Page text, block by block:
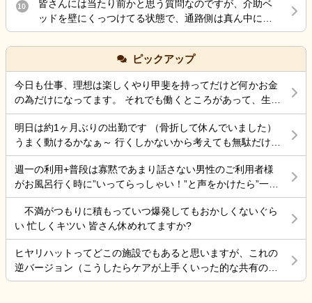
れば教えていただきたいです。 施設を責めたいという
気持ちではなく、今後の対応について知識を得たいと
思い投稿しました。 同様の事例やご経験がありました
ら、差し支えない範囲で教えていただけると幸いで
す。 よろしくお願いいたします。
を一時的に入院させる事となりました。 母親は、病院
が大嫌いなので、今日病院に電話をしたら 案の定、興
との事でした。 夕食も食べなかったみたいです。 自分
の腰の状態は、それなりに動けるようになったのです
が、頭が熱中症でボワッとする感じなので、怖くて 会
いにいけない状態です。 ケアーマネージャーさんその
状況を相談したら、絶対に 包括ケアーに入れた方がい
いと怒られました。 以前、入れていたのですが、興奮
するので、それを抑える薬を飲んだ表情が忘れられな
いので、入れていいのか 判断に迷っている状況です。
その煮え切らない自分にケアーマネージャーさんは怒
っている事は分かっています。 毎日、散歩と昼食は寿
司屋のランチ 風呂に入れ身体と頭を洗ってあげ、朝昼
晩食事を作り 夜中は、トイレに行く度に麦茶を飲んで
もらう毎日 約5年やって来ましたが限界を感じていると
ころです。 朝昼晩の食事中に加山雄三DVDを必ず観て
喜ぶ姿を 観るとどうしても決断出来ない自分がいま
す。 異常かな⁈
10
皆さんには当たり前かと思う質問なのですが、介助ベ
ッドを壁にくっつけてる状態で、通路側は真ん中にベ
ッド柵を差し込むのは拘束扱いだって言われたのです
が、皆さんどう思いますか？ ちなみに自分は真ん中に
柵を入れても足を下ろして出れるスペースは十分にあ
者でそう習った事もあり、それが普通かと思うのです
が…今働いてる施設の拘束委員会でそう言われてるみ
ピックアップ
今日も仕事、理想は楽しくやり甲斐を持ってだけど何かお金
の為だけになってます。 それでも働くところがあって、生き
ていけているのでましなのでしょうね。 一番辛いのは、お金
がなく職探ししている時だったので今日も頑張ろうと思う。
それにしても古株は、好き勝手だから楽しそうです。私も古
株の時は、そんなに仕事行くのが辛くなく毎日そこそこ楽し
くやっていました。 転職は後悔はしていませんが、誰もが上
手くいかないのは確かですね。 そんなつぶやきです、では仕
明日は約1ヶ月ぶりの出勤です （骨折して休んでいました）
うまく動けるかなぁ～ 行くしかないから考えても無駄だけど
不安！
週一の利用+普段は寡黙であまり話さない男性のご利用者様
がお風呂行く時に”いってらっしゃい！”と声をかけたら”一緒
に行く？！？”と返してくれた。 そういう想像を上回るよう
なことがあるからこの仕事って楽しいんだよな。 まだ入って
4ヶ月弱しか経ってないけど。
不満がつもりに積もっていつ爆発してもおかしくないぐら
い 忙しくキツい 皆さん休めれてますか?
ヒヤリハットってどこの施設でもあると思いますが、これの
逆バージョン（こうしたらケアが上手くいった的な共有の書
式）ってないですよね。あったらいいケアを共有できると思